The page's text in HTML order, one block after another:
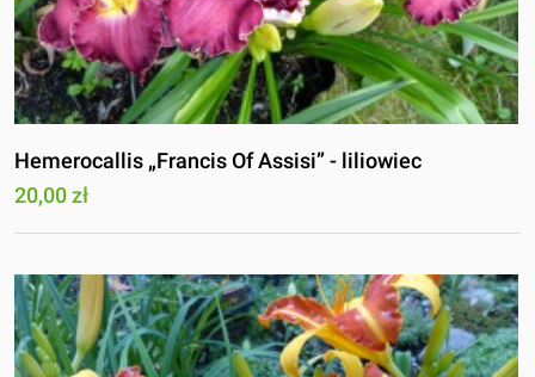
Hemerocallis „Francis Of Assisi” - liliowiec
20,00 zł